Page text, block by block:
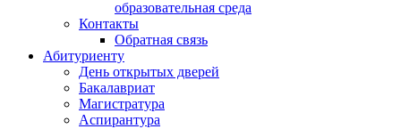
образовательная среда
Контакты
Обратная связь
Абитуриенту
День открытых дверей
Бакалавриат
Магистратура
Аспирантура